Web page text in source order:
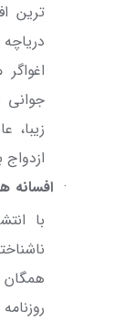
ترین
جوانی
· افسانه
با
همگان